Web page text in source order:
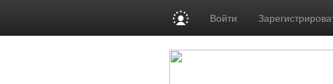
Войти